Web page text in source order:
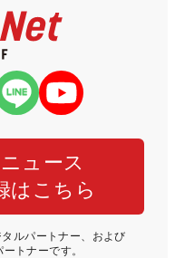
ュース
はこちら
ルパートナー、および
トナーです。